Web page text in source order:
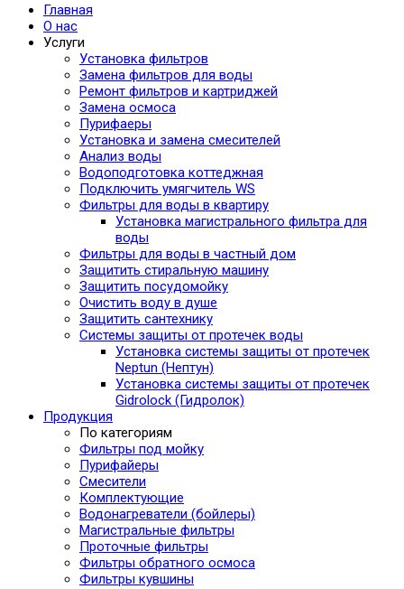
Главная
О нас
Услуги
Установка фильтров
Замена фильтров для воды
Ремонт фильтров и картриджей
Замена осмоса
Пурифаеры
Установка и замена смесителей
Анализ воды
Водоподготовка коттеджная
Подключить умягчитель WS
Фильтры для воды в квартиру
Установка магистрального фильтра для
воды
Фильтры для воды в частный дом
Защитить стиральную машину
Защитить посудомойку
Очистить воду в душе
Защитить сантехнику
Системы защиты от протечек воды
Установка системы защиты от протечек
Neptun (Нептун)
Установка системы защиты от протечек
Gidrolock (Гидролок)
Продукция
По категориям
Фильтры под мойку
Пурифайеры
Смесители
Комплектующие
Водонагреватели (бойлеры)
Магистральные фильтры
Проточные фильтры
Фильтры обратного осмоса
Фильтры кувшины